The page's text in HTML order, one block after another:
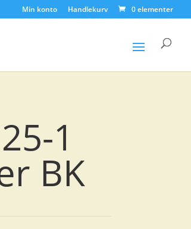
Min konto Handlekurv 0 elementer
1
BK